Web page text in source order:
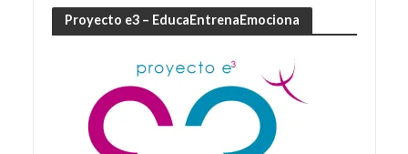
Proyecto e3 – EducaEntrenaEmociona